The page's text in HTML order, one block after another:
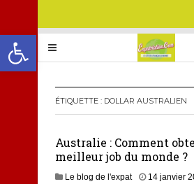
Ouvrir la barre d’outils
ÉTIQUETTE : DOLLAR AUSTRALIEN
Australie : Comment
meilleur job du monde ?
Le blog de l'expat 14 janvier